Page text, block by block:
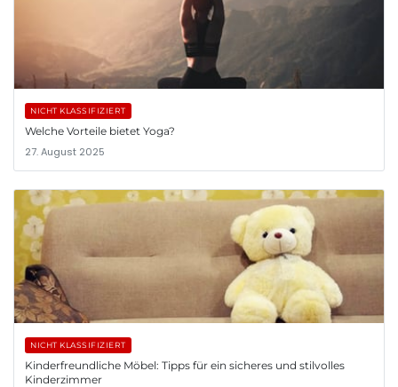
NICHT KLASSIFIZIERT
Welche Vorteile bietet Yoga?
27. August 2025
NICHT KLASSIFIZIERT
Kinderfreundliche Möbel: Tipps für ein sicheres und stilvolles
Kinderzimmer